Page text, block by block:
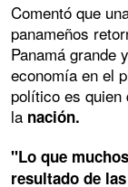
Comentó que
panameños
Panamá grande
economía en el
político es quien
la nación.
"Lo que
resultado de